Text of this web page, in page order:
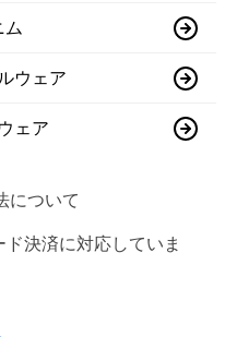
ム
ウェア
ェア
について
決済に対応していま